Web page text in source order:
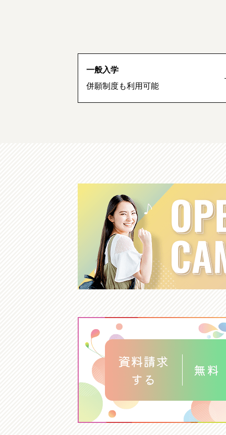
一般入学
併願制度も利用可能